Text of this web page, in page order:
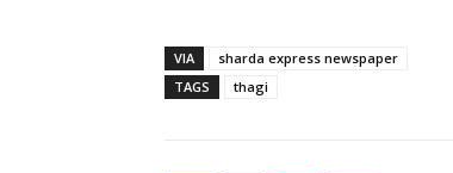
VIA
sharda express newspaper
TAGS
thagi